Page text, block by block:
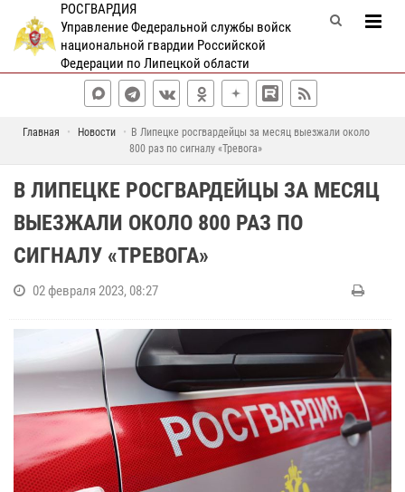
РОСГВАРДИЯ
Управление Федеральной службы войск
национальной гвардии Российской
Федерации по Липецкой области
Главная Новости
В Липецке росгвардейцы за месяц выезжали около
800 раз по сигналу «Тревога»
В ЛИПЕЦКЕ РОСГВАРДЕЙЦЫ ЗА МЕСЯЦ
ВЫЕЗЖАЛИ ОКОЛО 800 РАЗ ПО
СИГНАЛУ «ТРЕВОГА»
02 февраля 2023, 08:27